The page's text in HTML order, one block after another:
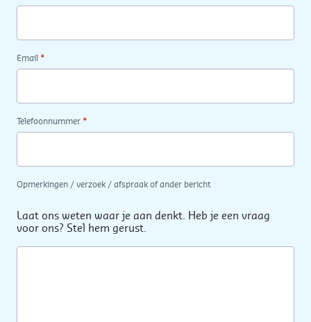
Email *
Telefoonnummer *
Opmerkingen / verzoek / afspraak of ander bericht
Laat ons weten waar je aan denkt. Heb je een vraag
voor ons? Stel hem gerust.